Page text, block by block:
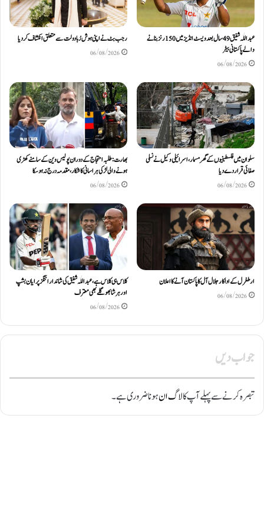
عبداللّٰہ شفیق 49 سال بعد ویسٹ انڈیز میں 150 رنز بنانے
والے پاکستانی بیٹر
06/08/2026
رجب بٹ نے اپنی ہوش رُبا دولت سے متعلق انکشاف کردیا
06/08/2026
سلوان میں فلسطینیوں کے گھر مسمار، اسرائیلی وکیل نے نسلی
صفائی قرار دے دیا
06/08/2026
بھارت: طلبہ احتجاج کے دوران پولیس وین کے سامنے کھڑی
ہونے والی لڑکی ہراسانی کا شکار، مقدمہ درج نہ ہوسکا
06/08/2026
ارطغرل کے اداکار جلال آل کا پاکستان آنے کا اعلان
06/08/2026
کلاس ہی کلاس ہے، عبد اللّٰہ شفیق کی شاندار اننگز پر ایان بشپ
اور ہرشا بھوگلے بھی معترف
06/08/2026
جواب دیں
تبصرہ کرنے سے پہلے آپ کالاگ انہونا ضروری ہے۔